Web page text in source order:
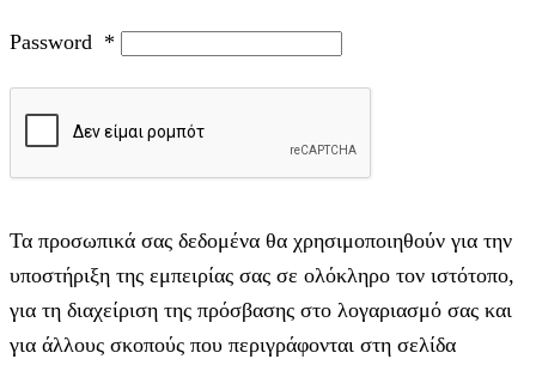
Password *
Τα προσωπικά σας δεδομένα θα χρησιμοποιηθούν για την
υποστήριξη της εμπειρίας σας σε ολόκληρο τον ιστότοπο,
για τη διαχείριση της πρόσβασης στο λογαριασμό σας και
για άλλους σκοπούς που περιγράφονται στη σελίδα